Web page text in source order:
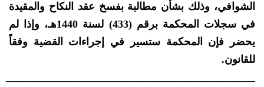
الشوافي، وذلك بشأن مطالبة بفسخ عقد النكاح والمقيدة
في سجلات المحكمة برقم (433) لسنة 1440هـ، وإذا لم
يحضر فإن المحكمة ستسير في إجراءات القضية وفقاً
للقانون.